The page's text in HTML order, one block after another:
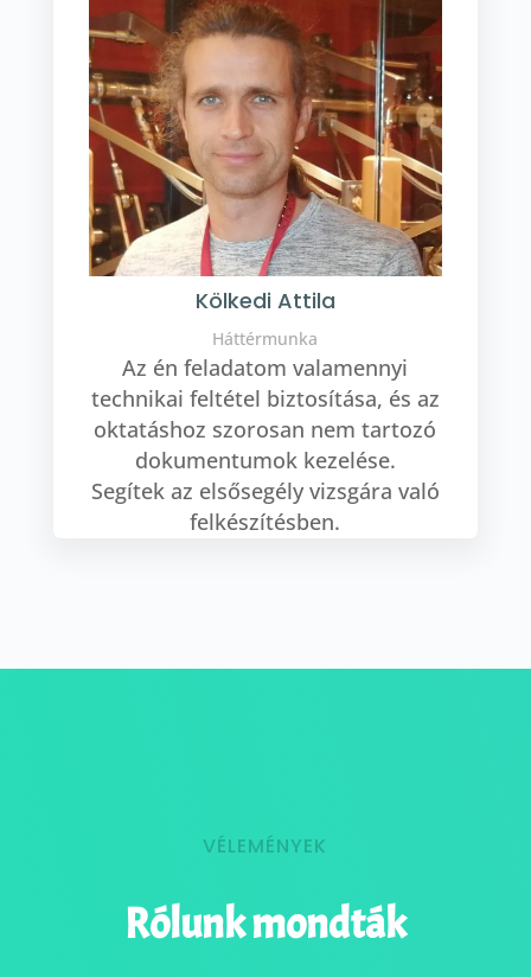
Kölkedi Attila
Háttérmunka
Az én feladatom valamennyi
technikai feltétel biztosítása, és az
oktatáshoz szorosan nem tartozó
dokumentumok kezelése.
Segítek az elsősegély vizsgára való
felkészítésben.
VÉLEMÉNYEK
Rólunk mondták